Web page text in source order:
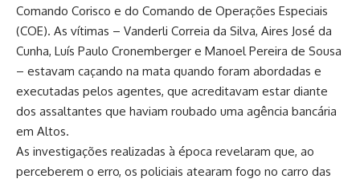
Comando Corisco e do Comando de Operações Especiais
(COE). As vítimas – Vanderli Correia da Silva, Aires José da
Cunha, Luís Paulo Cronemberger e Manoel Pereira de Sousa
– estavam caçando na mata quando foram abordadas e
executadas pelos agentes, que acreditavam estar diante
dos assaltantes que haviam roubado uma agência bancária
em Altos.
As investigações realizadas à época revelaram que, ao
perceberem o erro, os policiais atearam fogo no carro das